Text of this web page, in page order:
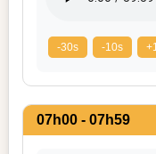
-30s -10s
07h00 - 07h59